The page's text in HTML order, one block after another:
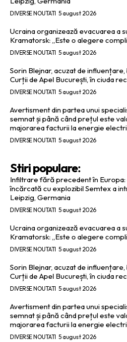
DIVERSE NOUTATI 5 august 2026
Ucraina organizează evacuarea a
Kramatorsk: „Este o alegere
DIVERSE NOUTATI 5 august 2026
Sorin Blejnar, acuzat de
Curții de Apel București, în ciuda
DIVERSE NOUTATI 5 august 2026
Avertisment din partea unui
semnat și până când prețul este
majorarea facturii la energie
DIVERSE NOUTATI 5 august 2026
Stiri populare:
Infiltrare fără precedent în
încărcată cu explozibil Semtex a
Leipzig, Germania
DIVERSE NOUTATI 5 august 2026
Ucraina organizează evacuarea a
Kramatorsk: „Este o alegere
DIVERSE NOUTATI 5 august 2026
Sorin Blejnar, acuzat de
Curții de Apel București, în ciuda
DIVERSE NOUTATI 5 august 2026
Avertisment din partea unui
semnat și până când prețul este
majorarea facturii la energie
DIVERSE NOUTATI 5 august 2026